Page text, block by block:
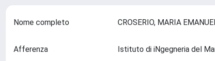
Nome completo CROSERIO, MARIA
Afferenza Istituto di iNgegneria del